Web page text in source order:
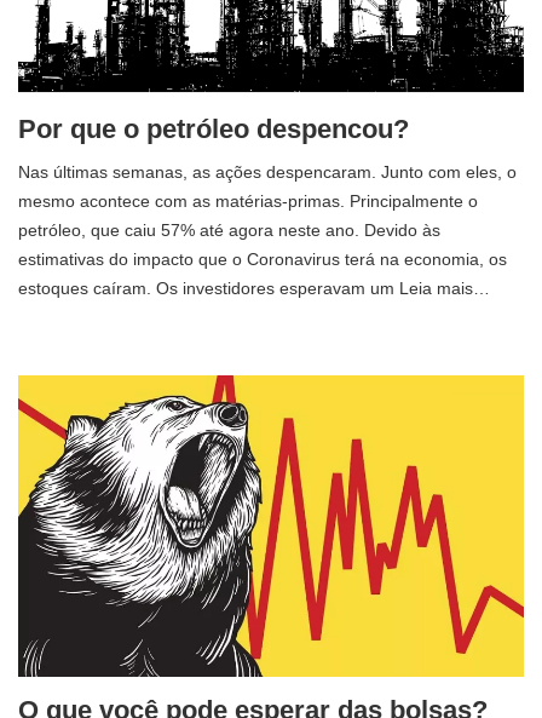
Por que o petróleo despencou?
Nas últimas semanas, as ações despencaram. Junto com eles, o
mesmo acontece com as matérias-primas. Principalmente o
petróleo, que caiu 57% até agora neste ano. Devido às
estimativas do impacto que o Coronavirus terá na economia, os
estoques caíram. Os investidores esperavam um Leia mais…
O que você pode esperar das bolsas?